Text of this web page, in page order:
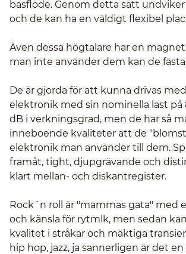
basflöde. Genom detta sätt
och de kan ha en väldigt flexibel
Även dessa högtalare har en
man inte använder dem kan de
De är gjorda för att kunna drivas
elektronik med sin nominella last på
dB i verkningsgrad, men de har så
inneboende kvaliteter att de
elektronik man använder till dem.
framåt, tight, djupgrävande och
klart mellan- och diskantregister.
Rock´n roll är "mammas gata" med
och känsla för rytmlk, men sedan
kvalitet i stråkar och mäktiga
hip hop, jazz, ja sannerligen är det